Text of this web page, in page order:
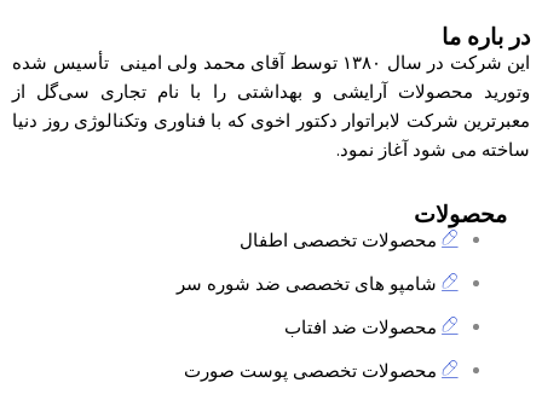
در باره ما
این شرکت در سال ۱۳۸۰ توسط آقای محمد ولی امینی تأسیس شده
وتورید محصولات آرایشی و بهداشتی را با نام تجاری سی‌گل از
معبرترین شرکت لابراتوار دکتور اخوی که با فناوری وتکنالوژی روز دنیا
ساخته می شود آغاز نمود.
محصولات
محصولات تخصصی اطفال
شامپو های تخصصی ضد شوره سر
محصولات ضد افتاب
محصولات تخصصی پوست صورت